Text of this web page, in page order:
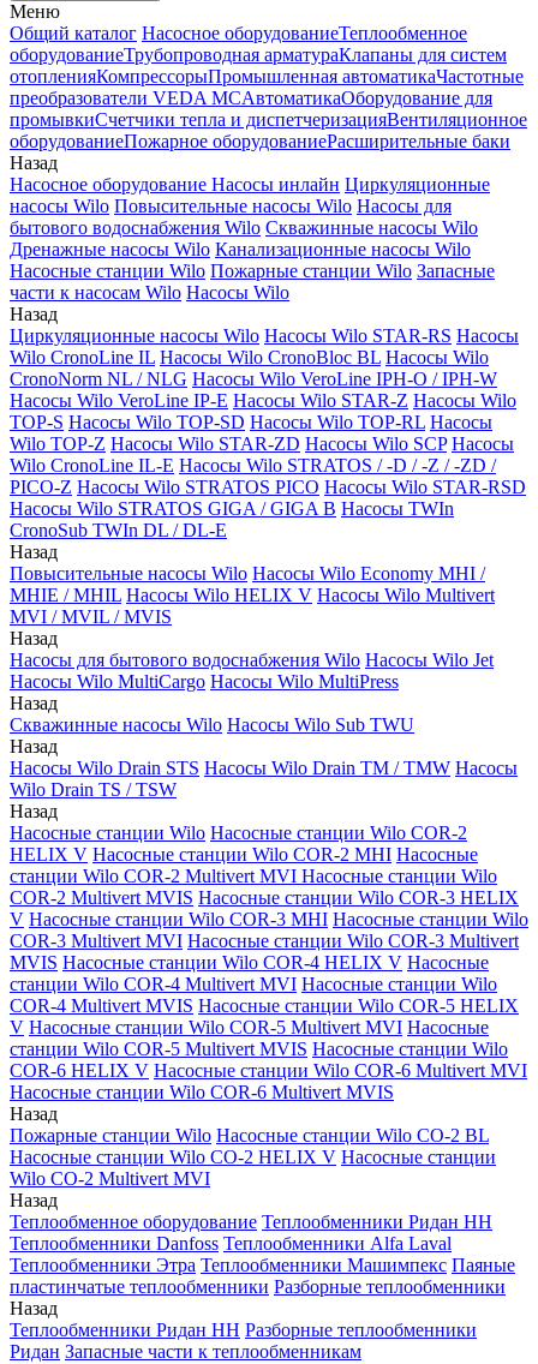
Меню
Общий каталог Насосное оборудованиеТеплообменное
оборудованиеТрубопроводная арматураКлапаны для систем
отопленияКомпрессорыПромышленная автоматикаЧастотные
преобразователи VEDA MCАвтоматикаОборудование для
промывкиСчетчики тепла и диспетчеризацияВентиляционное
оборудованиеПожарное оборудованиеРасширительные баки
Назад
Насосное оборудование Насосы инлайн Циркуляционные
насосы Wilo Повысительные насосы Wilo Насосы для
бытового водоснабжения Wilo Скважинные насосы Wilo
Дренажные насосы Wilo Канализационные насосы Wilo
Насосные станции Wilo Пожарные станции Wilo Запасные
части к насосам Wilo Насосы Wilo
Назад
Циркуляционные насосы Wilo Насосы Wilo STAR-RS Насосы
Wilo CronoLine IL Насосы Wilo CronoBloc BL Насосы Wilo
CronoNorm NL / NLG Насосы Wilo VeroLine IPH-O / IPH-W
Насосы Wilo VeroLine IP-E Насосы Wilo STAR-Z Насосы Wilo
TOP-S Насосы Wilo TOP-SD Насосы Wilo TOP-RL Насосы
Wilo TOP-Z Насосы Wilo STAR-ZD Насосы Wilo SCP Насосы
Wilo CronoLine IL-E Насосы Wilo STRATOS / -D / -Z / -ZD /
PICO-Z Насосы Wilo STRATOS PICO Насосы Wilo STAR-RSD
Насосы Wilo STRATOS GIGA / GIGA B Насосы TWIn
CronoSub TWIn DL / DL-E
Назад
Повысительные насосы Wilo Насосы Wilo Economy MHI /
MHIE / MHIL Насосы Wilo HELIX V Насосы Wilo Multivert
MVI / MVIL / MVIS
Назад
Насосы для бытового водоснабжения Wilo Насосы Wilo Jet
Насосы Wilo MultiCargo Насосы Wilo MultiPress
Назад
Скважинные насосы Wilo Насосы Wilo Sub TWU
Назад
Насосы Wilo Drain STS Насосы Wilo Drain TM / TMW Насосы
Wilo Drain TS / TSW
Назад
Насосные станции Wilo Насосные станции Wilo COR-2
HELIX V Насосные станции Wilo COR-2 MHI Насосные
станции Wilo COR-2 Multivert MVI Насосные станции Wilo
COR-2 Multivert MVIS Насосные станции Wilo COR-3 HELIX
V Насосные станции Wilo COR-3 MHI Насосные станции Wilo
COR-3 Multivert MVI Насосные станции Wilo COR-3 Multivert
MVIS Насосные станции Wilo COR-4 HELIX V Насосные
станции Wilo COR-4 Multivert MVI Насосные станции Wilo
COR-4 Multivert MVIS Насосные станции Wilo COR-5 HELIX
V Насосные станции Wilo COR-5 Multivert MVI Насосные
станции Wilo COR-5 Multivert MVIS Насосные станции Wilo
COR-6 HELIX V Насосные станции Wilo COR-6 Multivert MVI
Насосные станции Wilo COR-6 Multivert MVIS
Назад
Пожарные станции Wilo Насосные станции Wilo CO-2 BL
Насосные станции Wilo CO-2 HELIX V Насосные станции
Wilo CO-2 Multivert MVI
Назад
Теплообменное оборудование Теплообменники Ридан НН
Теплообменники Danfoss Теплообменники Alfa Laval
Теплообменники Этра Теплообменники Машимпекс Паяные
пластинчатые теплообменники Разборные теплообменники
Назад
Теплообменники Ридан НН Разборные теплообменники
Ридан Запасные части к теплообменникам